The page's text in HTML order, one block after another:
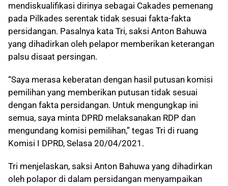
mendiskualifikasi dirinya sebagai Cakades pemenang
pada Pilkades serentak tidak sesuai fakta-fakta
persidangan. Pasalnya kata Tri, saksi Anton Bahuwa
yang dihadirkan oleh pelapor memberikan keterangan
palsu disaat persingan.
“Saya merasa keberatan dengan hasil putusan komisi
pemilihan yang memberikan putusan tidak sesuai
dengan fakta persidangan. Untuk mengungkap ini
semua, saya minta DPRD melaksanakan RDP dan
mengundang komisi pemilihan,” tegas Tri di ruang
Komisi I DPRD, Selasa 20/04/2021.
Tri menjelaskan, saksi Anton Bahuwa yang dihadirkan
oleh polapor di dalam persidangan menyampaikan